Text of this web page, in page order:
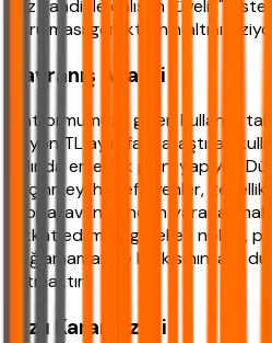
faiz vaadiyle çalışan "üyelik"
durulması gerektiğinin altını çiziyor.
Davranış Analizi
Platformumuza gelen kullanıcı
milyon TL aylık faizi araştıran
aslında emeklilik planı yapıyor.
geçinmeyi hedefleyenler,
stopaj avantajından
dikkat edilmesi gereken nokta,
bağlamamak ve bir kısmını acil
tutmaktır.
Hızlı Karar Özeti